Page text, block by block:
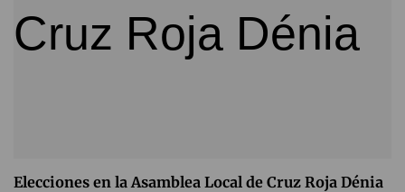
Elecciones en la Asamblea Local de Cruz Roja Dénia